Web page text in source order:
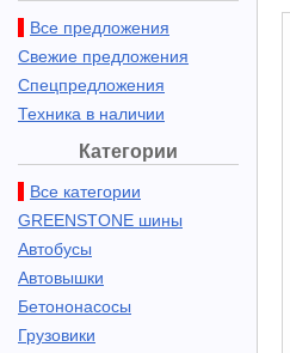
Все предложения
Свежие предложения
Спецпредложения
Техника в наличии
Категории
Все категории
GREENSTONE шины
Автобусы
Автовышки
Бетононасосы
Грузовики